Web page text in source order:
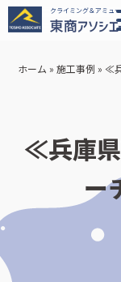
クライミング＆アミュ
ホーム »施工事例 » ≪
≪兵庫
ー